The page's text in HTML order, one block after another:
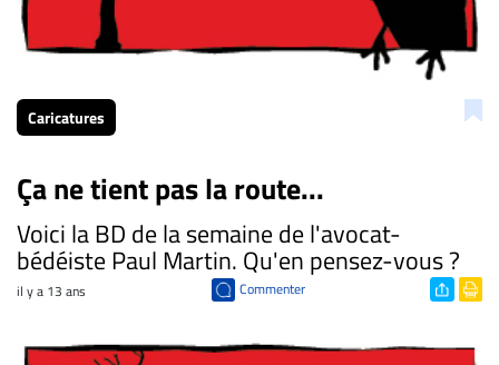
Caricatures
Ça ne tient pas la route...
Voici la BD de la semaine de l'avocat-
bédéiste Paul Martin. Qu'en pensez-vous ?
il y a 13 ans Commenter